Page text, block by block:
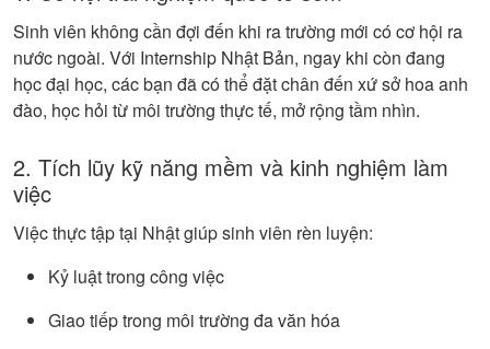
Sinh viên không cần đợi đến khi ra trường mới có cơ hội ra
nước ngoài. Với Internship Nhật Bản, ngay khi còn đang
học đại học, các bạn đã có thể đặt chân đến xứ sở hoa anh
đào, học hỏi từ môi trường thực tế, mở rộng tầm nhìn.
2. Tích lũy kỹ năng mềm và kinh nghiệm làm
việc
Việc thực tập tại Nhật giúp sinh viên rèn luyện:
Kỷ luật trong công việc
Giao tiếp trong môi trường đa văn hóa